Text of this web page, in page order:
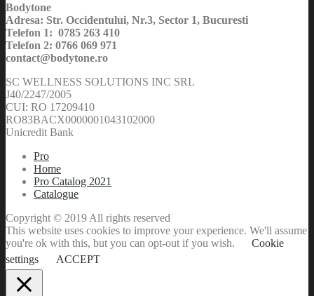
Bodytone
Adresa: Str. Occidentului, Nr.3, Sector 1, Bucuresti
Telefon 1: 0785 263 410
Telefon 2: 0766 069 971
contact@bodytone.ro
SC WELLNESS SOLUTIONS INC SRL
J40/2247/2005
CUI: RO 17209410
RO83BACX0000001043102000
Unicredit Bank
Pro
Home
Pro Catalog 2021
Catalogue
Copyright © 2019 All rights reserved
This website uses cookies to improve your experience. We'll assume
you're ok with this, but you can opt-out if you wish.
Cookie
settings
ACCEPT